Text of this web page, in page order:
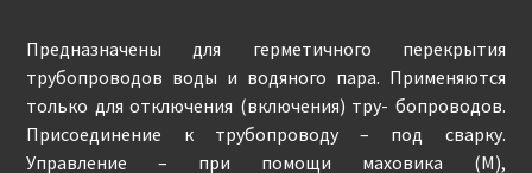
Предназначены для герметичного перекрытия
трубопроводов воды и водяного пара. Применяются
только для отключения (включения) тру- бопроводов.
Присоединение к трубопроводу – под сварку.
Управление – при помощи маховика (М),